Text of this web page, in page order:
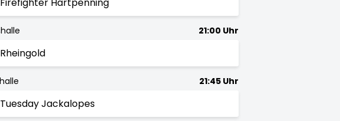
21:00 Uhr
Rheingold
21:45 Uhr
Tuesday Jackalopes